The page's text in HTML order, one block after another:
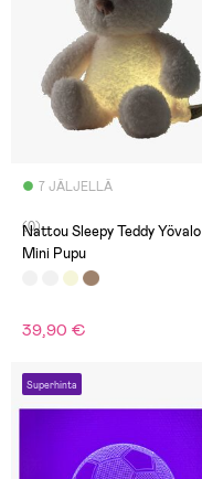
7 JÄLJELLÄ
(0)
Nattou Sleepy Teddy Yövalo
Mini Pupu
39,90 €
Superhinta